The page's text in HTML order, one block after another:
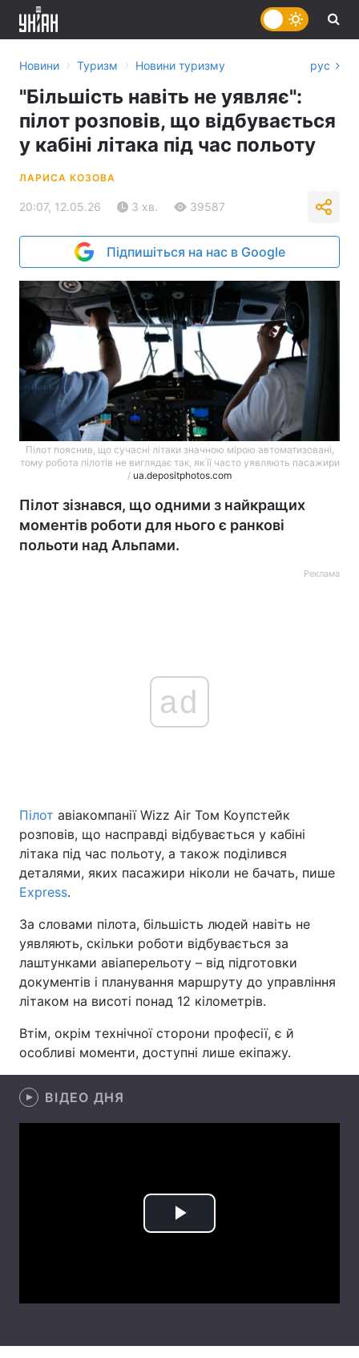
Україна Політика
Економіка Світ
Спорт
Техно і зв'язок Лайт
Зброя Інциденти
Здоров'я Туризм
Цікавинки Погода
Лонгріди
Вакансії
Новини › Туризм › Новини туризму рус
"Більшість навіть не уявляє":
пілот розповів, що відбувається
у кабіні літака під час польоту
ЛАРИСА КОЗОВА
20:07, 12.05.26 3 хв. 39587
Підпишіться на нас в Google
Пілот пояснив, що сучасні літаки значною мірою автоматизовані,
тому робота пілотів не виглядає так, як її часто уявляють пасажири
/ ua.depositphotos.com
Пілот зізнався, що одними з найкращих
моментів роботи для нього є ранкові
польоти над Альпами.
Реклама
ad
Пілот авіакомпанії Wizz Air Том Коупстейк
розповів, що насправді відбувається у кабіні
літака під час польоту, а також поділився
деталями, яких пасажири ніколи не бачать, пише
Express.
За словами пілота, більшість людей навіть не
уявляють, скільки роботи відбувається за
лаштунками авіаперельоту – від підготовки
документів і планування маршруту до управління
літаком на висоті понад 12 кілометрів.
Втім, окрім технічної сторони професії, є й
особливі моменти, доступні лише екіпажу.
ВІДЕО ДНЯ
Play